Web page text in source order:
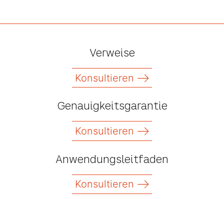
Verweise
Konsultieren
Genauigkeitsgarantie
Konsultieren
Anwendungsleitfaden
Konsultieren